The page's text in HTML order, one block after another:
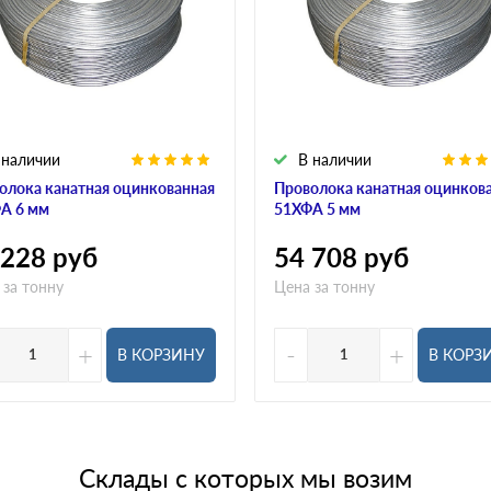
канатная оцинкованная
6 мм
руб
тонну
+ В КОРЗИНУ
Проволока канатная
51ХФА 5 мм
В наличии
54 708 руб
Цена за тонну
- + В
Склады с которых мы возим